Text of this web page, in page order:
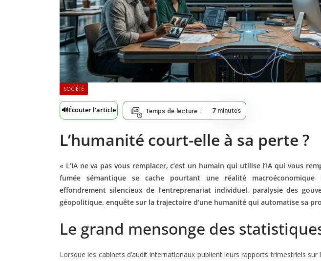
SOCIÉTÉ
🔊Écouter l'article Temps de lecture : 7minutes
L’humanité court-elle à sa perte ?
« L’IA ne va pas vous remplacer, c’est un humain qui utilise l’IA qui vous
fumée sémantique se cache pourtant une réalité macroéconomique
effondrement silencieux de l’entreprenariat individuel, paralysie des
géopolitique, enquête sur la trajectoire d’une humanité qui automatise sa
Le grand mensonge des
Lorsque les cabinets d’audit internationaux publient leurs rapports trimestriels sur